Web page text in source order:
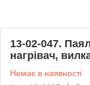
13-02-047.
нагрівач,
Немає в наявності